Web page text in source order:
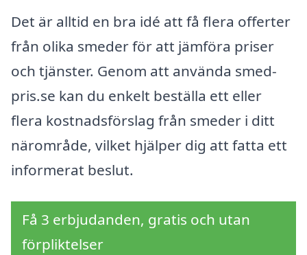
Det är alltid en bra idé att få flera offerter
från olika smeder för att jämföra priser
och tjänster. Genom att använda smed-
pris.se kan du enkelt beställa ett eller
flera kostnadsförslag från smeder i ditt
närområde, vilket hjälper dig att fatta ett
informerat beslut.
Få 3 erbjudanden, gratis och utan
förpliktelser